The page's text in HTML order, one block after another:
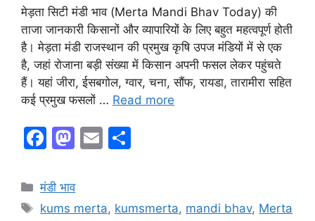
मेड़ता सिटी मंडी भाव (Merta Mandi Bhav Today) की
ताजा जानकारी किसानों और व्यापारियों के लिए बहुत महत्वपूर्ण होती
है। मेड़ता मंडी राजस्थान की प्रमुख कृषि उपज मंडियों में से एक
है, जहां रोजाना बड़ी संख्या में किसान अपनी फसल लेकर पहुंचते
हैं। यहां जीरा, ईसबगोल, ग्वार, चना, सौंफ, रायडा, तारामीरा सहित
कई प्रमुख फसलों … Read more
F
c
e
M
st
o
E
l
e
Categories
मंडी भाव
Tags
kums merta, kumsmerta, mandi bhav, Merta